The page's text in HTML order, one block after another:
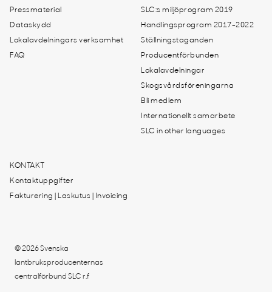
Pressmaterial
Dataskydd
Lokalavdelningars verksamhet
FAQ
SLC:s miljöprogram 2019
Handlingsprogram 2017-2022
Ställningstaganden
Producentförbunden
Lokalavdelningar
Skogsvårdsföreningarna
Bli medlem
Internationellt samarbete
SLC in other languages
KONTAKT
Kontaktuppgifter
Fakturering | Laskutus | Invoicing
© 2026 Svenska
lantbruksproducenternas
centralförbund SLC r.f